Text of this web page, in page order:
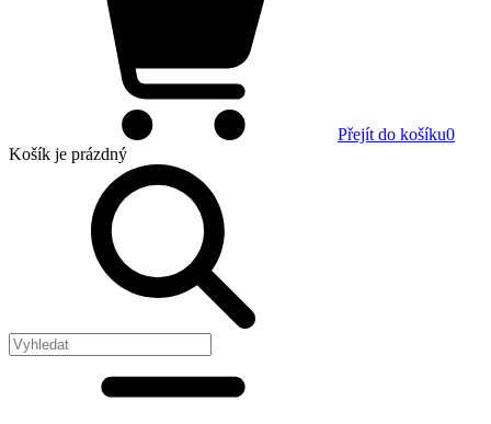
Přejít do košíku0
Košík je prázdný